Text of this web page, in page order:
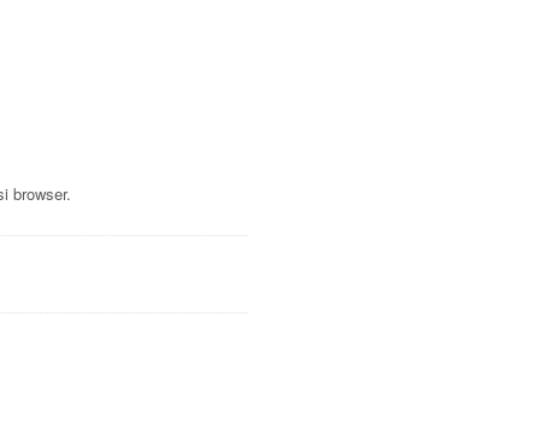
browser.